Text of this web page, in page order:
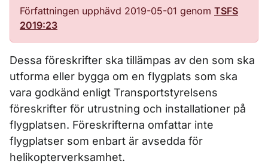
Författningen upphävd 2019-05-01 genom TSFS
2019:23
Dessa föreskrifter ska tillämpas av den som ska
utforma eller bygga om en flygplats som ska
vara godkänd enligt Transportstyrelsens
föreskrifter för utrustning och installationer på
flygplatsen. Föreskrifterna omfattar inte
flygplatser som enbart är avsedda för
helikopterverksamhet.